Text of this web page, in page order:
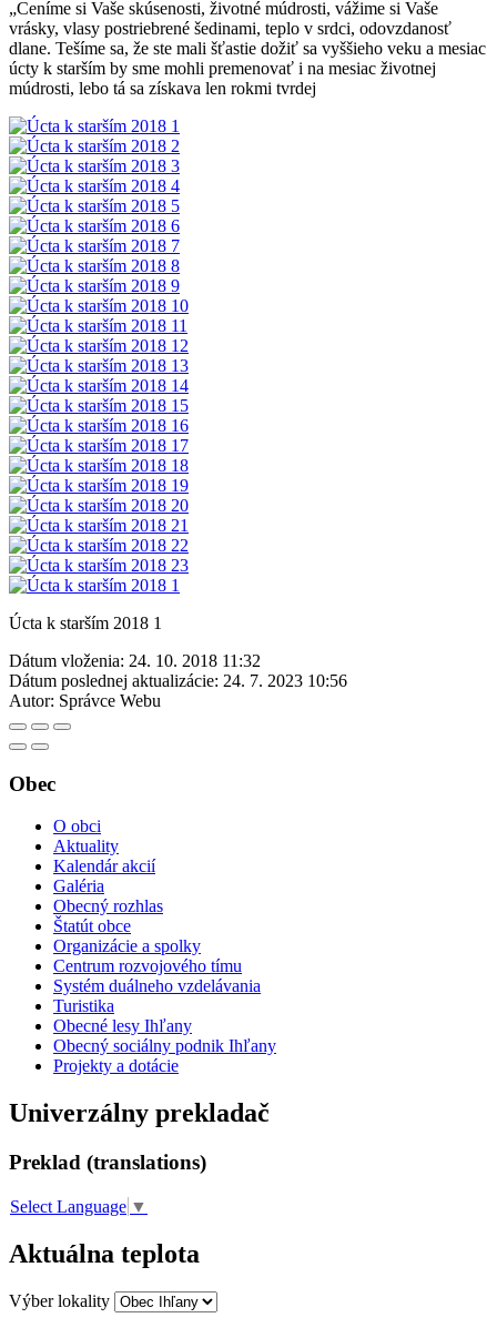
„Ceníme si Vaše skúsenosti, životné múdrosti, vážime si Vaše
vrásky, vlasy postriebrené šedinami, teplo v srdci, odovzdanosť
dlane. Tešíme sa, že ste mali šťastie dožiť sa vyššieho veku a mesiac
úcty k starším by sme mohli premenovať i na mesiac životnej
múdrosti, lebo tá sa získava len rokmi tvrdej
Úcta k starším 2018 1
Dátum vloženia: 24. 10. 2018 11:32
Dátum poslednej aktualizácie: 24. 7. 2023 10:56
Autor: Správce Webu
Obec
O obci
Aktuality
Kalendár akcií
Galéria
Obecný rozhlas
Štatút obce
Organizácie a spolky
Centrum rozvojového tímu
Systém duálneho vzdelávania
Turistika
Obecné lesy Ihľany
Obecný sociálny podnik Ihľany
Projekty a dotácie
Univerzálny prekladač
Preklad (translations)
Select Language ▼
Aktuálna teplota
Výber lokality